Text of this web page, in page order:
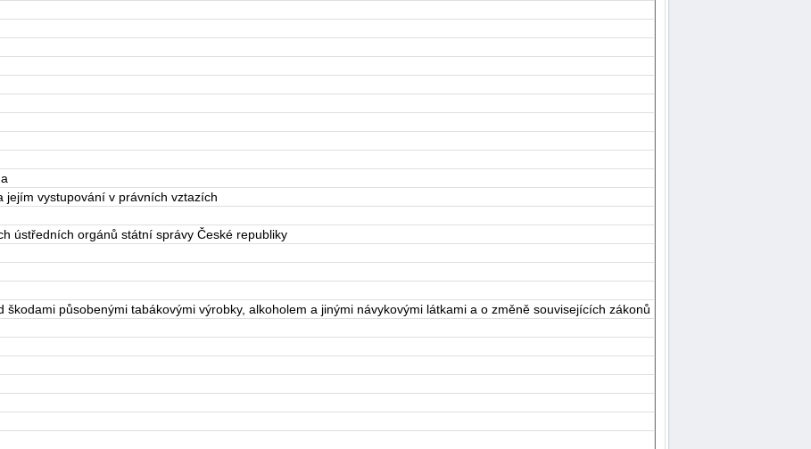
jejím vystupování v právních vztazích
ústředních orgánů státní správy České republiky
působenými tabákovými výrobky, alkoholem a jinými návykovými látkami a o změně souvisejících zákonů